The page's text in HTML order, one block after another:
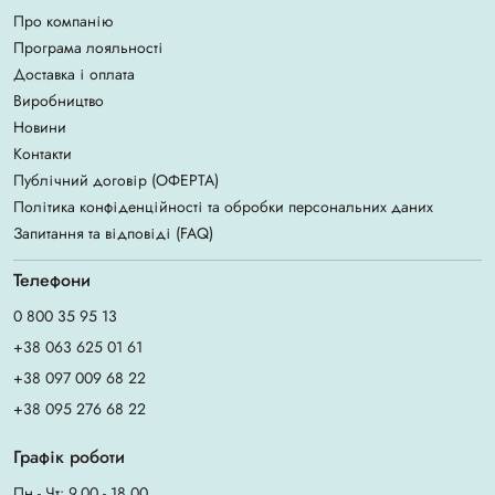
Про компанію
Програма лояльності
Доставка і оплата
Виробництво
Новини
Контакти
Публічний договір (ОФЕРТА)
Політика конфіденційності та обробки персональних даних
Запитання та відповіді (FAQ)
Телефони
0 800 35 95 13
+38 063 625 01 61
+38 097 009 68 22
+38 095 276 68 22
Графік роботи